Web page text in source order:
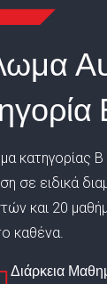
κατηγορίας Β
σε ειδικά
και 20
καθένα.
Διάρκεια